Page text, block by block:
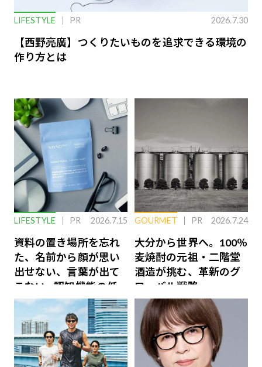
LIFESTYLE PR 2026.7.30
【西野亮廣】つくりたいものを追求できる環境の
作り方とは
LIFESTYLE PR 2026.7.15
資料の置き場所を忘れ
た、名前から顔が思い
出せない、言葉が出て
こない…認知機能の低
下を救う、脳のインナ
ーケアとは
GOURMET PR 2026.7.24
大分から世界へ。100％
麦焼酎の元祖・二階堂
酒造が挑む、革新のグ
ローバル戦略